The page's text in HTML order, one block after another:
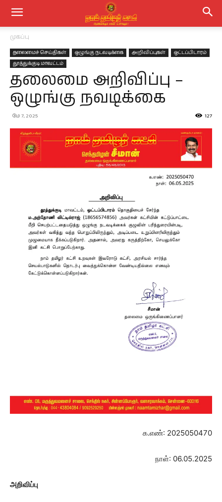
முகப்பு
தலைமைச் செய்திகள் ஒழுங்கு நடவடிக்கை அறிவிப்புகள்
ஒட்டப்பிடாரம்
தூத்துக்குடி மாவட்டம்
தலைமை அறிவிப்பு –
ஒழுங்கு நவடிக்கை
மே 7, 2025 127
க.எண்: 2025050470
நாள்: 06.05.2025
அறிவிப்பு